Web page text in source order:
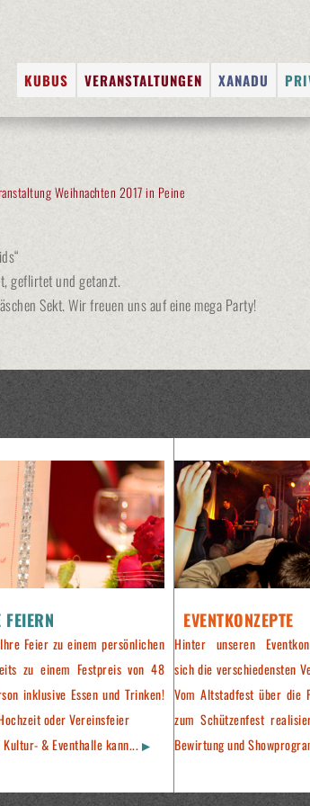
Zum
Inhalt
springen
KUBUS
DIE LOCATION
VERANSTALTUNGEN
VERANSTALTUNGSKALENDER
XANADU
XANADU-
Weihnachten 2017 in Peine
geflirtet und getanzt.
Sekt. Wir freuen uns auf eine mega Party!
FEIERN
Feier zu einem persönlichen
zu einem Festpreis von 48
inklusive Essen und Trinken!
oder Vereinsfeier
& Eventhalle kann...
EVENTKONZEPTE
Hinter unseren
sich die verschiedensten
Vom Altstadfest über die
zum Schützenfest
Bewirtung und